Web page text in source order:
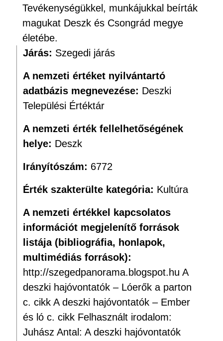
Tevékenységükkel, munkájukkal beírták
magukat Deszk és Csongrád megye
életébe.
Járás: Szegedi járás
A nemzeti értéket nyilvántartó
adatbázis megnevezése: Deszki
Települési Értéktár
A nemzeti érték fellelhetőségének
helye: Deszk
Irányítószám: 6772
Érték szakterülte kategória: Kultúra
A nemzeti értékkel kapcsolatos
információt megjelenítő források
listája (bibliográfia, honlapok,
multimédiás források):
http://szegedpanorama.blogspot.hu A
deszki hajóvontatók – Lóerők a parton
c. cikk A deszki hajóvontatók – Ember
és ló c. cikk Felhasznált irodalom:
Juhász Antal: A deszki hajóvontatók